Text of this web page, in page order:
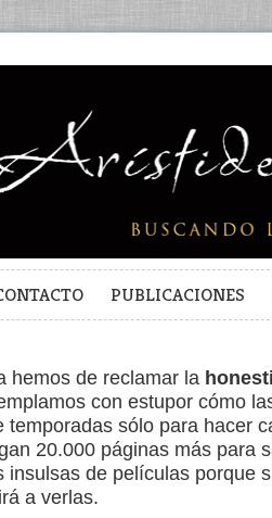
PUBLICACIONES
hemos de reclamar la
con estupor cómo
temporadas sólo para hacer
20.000 páginas más para
insulsas de películas porque
a verlas.